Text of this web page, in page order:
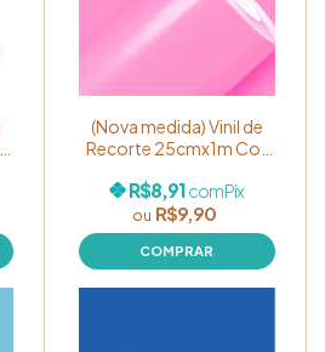
(Nova medida) Vinil de
Recorte 25cmx1m Cor
R$9,90
R$8,91comPix